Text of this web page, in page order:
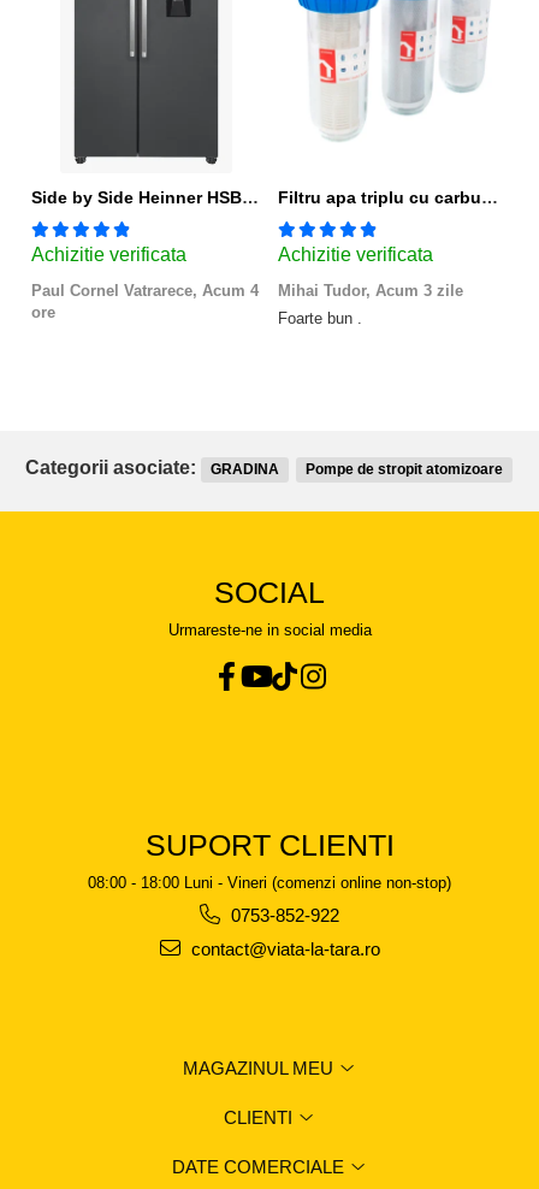
Side by Side Heinner HSBS-HM439NFINVDGWDE++, Total No Frost, Compresor Inverter, Dozator Apa, Display Touch LED, 439 L, Clasa E, Gri Antracit Texturat
Achizitie verificata
Paul Cornel Vatrarece, Acum 4
ore
Filtru apa triplu cu carbune/bumbac/sita 3x3/4"*10
Achizitie verificata
Mihai Tudor, Acum 3 zile
Foarte bun .
Categorii asociate: GRADINA Pompe de stropit atomizoare
SOCIAL
Urmareste-ne in social media
SUPORT CLIENTI
08:00 - 18:00 Luni - Vineri (comenzi online non-stop)
0753-852-922
contact@viata-la-tara.ro
MAGAZINUL MEU
CLIENTI
DATE COMERCIALE